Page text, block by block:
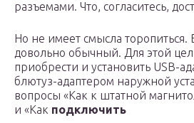
разъемами. Что, согласитесь,
Но не имеет смысла торопиться.
довольно обычный. Для этой
приобрести и установить USB-
блютуз-адаптером наружной
вопросы «Как к штатной
и «Как подключить